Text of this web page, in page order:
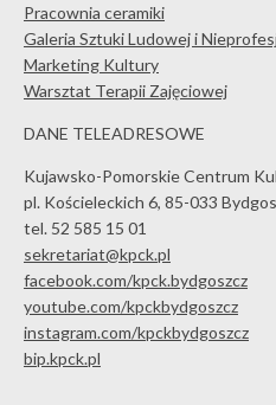
Pracownia ceramiki
Galeria Sztuki Ludowej i
Marketing Kultury
Warsztat Terapii Zajęciowej
DANE TELEADRESOWE
Kujawsko-Pomorskie Centrum
pl. Kościeleckich 6, 85-033
tel. 52 585 15 01
sekretariat@kpck.pl
facebook.com/kpck.bydgoszcz
youtube.com/kpckbydgoszcz
instagram.com/kpckbydgoszcz
bip.kpck.pl